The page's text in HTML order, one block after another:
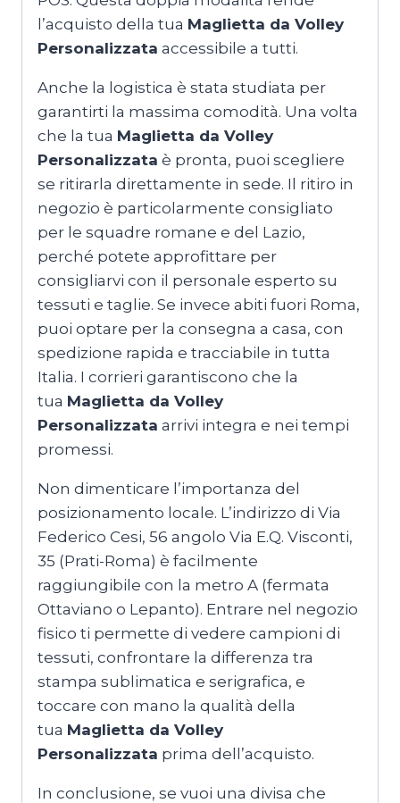
l’acquisto della tua Maglietta da Volley
Personalizzata accessibile a tutti.
Anche la logistica è stata studiata per
garantirti la massima comodità. Una volta
che la tua Maglietta da Volley
Personalizzata è pronta, puoi scegliere
se ritirarla direttamente in sede. Il ritiro in
negozio è particolarmente consigliato
per le squadre romane e del Lazio,
perché potete approfittare per
consigliarvi con il personale esperto su
tessuti e taglie. Se invece abiti fuori Roma,
puoi optare per la consegna a casa, con
spedizione rapida e tracciabile in tutta
Italia. I corrieri garantiscono che la
tua Maglietta da Volley
Personalizzata arrivi integra e nei tempi
promessi.
Non dimenticare l’importanza del
posizionamento locale. L’indirizzo di Via
Federico Cesi, 56 angolo Via E.Q. Visconti,
35 (Prati-Roma) è facilmente
raggiungibile con la metro A (fermata
Ottaviano o Lepanto). Entrare nel negozio
fisico ti permette di vedere campioni di
tessuti, confrontare la differenza tra
stampa sublimatica e serigrafica, e
toccare con mano la qualità della
tua Maglietta da Volley
Personalizzata prima dell’acquisto.
In conclusione, se vuoi una divisa che